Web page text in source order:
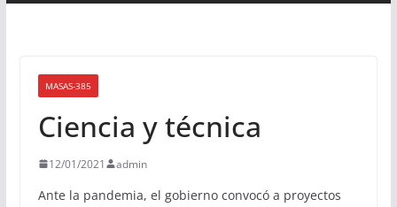
MASAS-385
Ciencia y técnica
12/01/2021 admin
Ante la pandemia, el gobierno convocó a proyectos